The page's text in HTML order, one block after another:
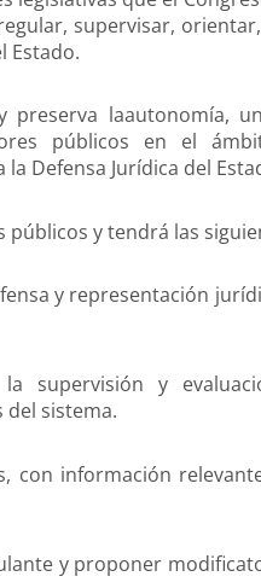
supervisar,
Estado.
laautonomía,
públicos en el
Defensa Jurídica del
y tendrá las
y representación
supervisión y
sistema.
con información
y proponer